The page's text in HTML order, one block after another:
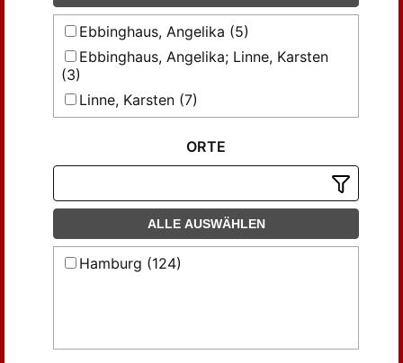
Ebbinghaus, Angelika (5)
Ebbinghaus, Angelika; Linne, Karsten
(3)
Linne, Karsten (7)
Roth, Karl Heinz (43)
ORTE
ALLE AUSWÄHLEN
Hamburg (124)